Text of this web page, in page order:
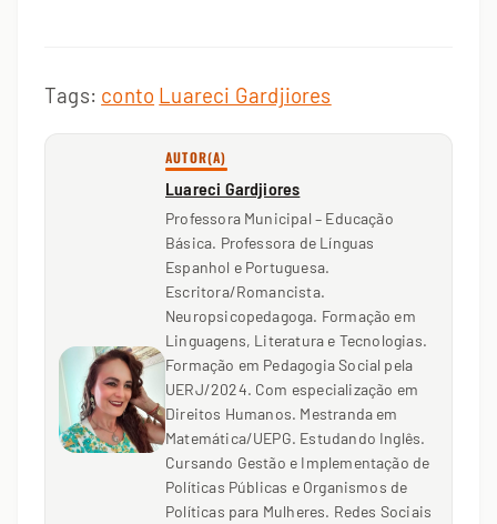
Tags: conto Luareci Gardjiores
AUTOR(A)
Luareci Gardjiores
Professora Municipal – Educação
Básica. Professora de Línguas
Espanhol e Portuguesa.
Escritora/Romancista.
Neuropsicopedagoga. Formação em
Linguagens, Literatura e Tecnologias.
Formação em Pedagogia Social pela
UERJ/2024. Com especialização em
Direitos Humanos. Mestranda em
Matemática/UEPG. Estudando Inglês.
Cursando Gestão e Implementação de
Políticas Públicas e Organismos de
Políticas para Mulheres. Redes Sociais